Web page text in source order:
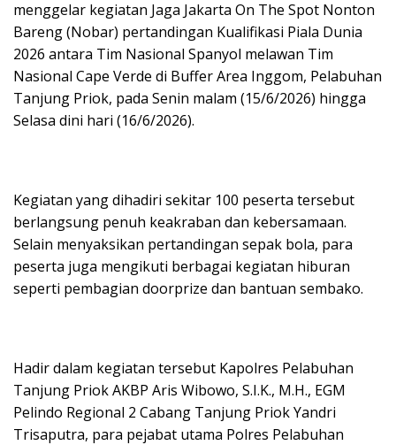
menggelar kegiatan Jaga Jakarta On The Spot Nonton
Bareng (Nobar) pertandingan Kualifikasi Piala Dunia
2026 antara Tim Nasional Spanyol melawan Tim
Nasional Cape Verde di Buffer Area Inggom, Pelabuhan
Tanjung Priok, pada Senin malam (15/6/2026) hingga
Selasa dini hari (16/6/2026).
Kegiatan yang dihadiri sekitar 100 peserta tersebut
berlangsung penuh keakraban dan kebersamaan.
Selain menyaksikan pertandingan sepak bola, para
peserta juga mengikuti berbagai kegiatan hiburan
seperti pembagian doorprize dan bantuan sembako.
Hadir dalam kegiatan tersebut Kapolres Pelabuhan
Tanjung Priok AKBP Aris Wibowo, S.I.K., M.H., EGM
Pelindo Regional 2 Cabang Tanjung Priok Yandri
Trisaputra, para pejabat utama Polres Pelabuhan